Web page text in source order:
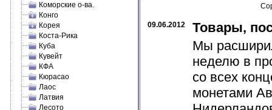
Коморские о-ва.
Конго
Корея
Коста-Рика
Куба
Кувейт
КФА
Кюрасао
Лаос
Латвия
Лесото
09.06.2012
Товары,
Мы
неделю в
со всех
монетами